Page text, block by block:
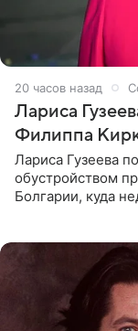
20 часов назад
Лариса
Филиппа
Лариса Гузеева
обустройством
Болгарии, куда